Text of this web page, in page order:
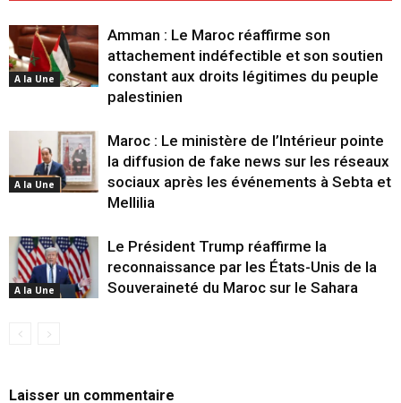
A la Une
Amman : Le Maroc réaffirme son
attachement indéfectible et son soutien
constant aux droits légitimes du peuple
palestinien
A la Une
Maroc : Le ministère de l’Intérieur pointe
la diffusion de fake news sur les réseaux
sociaux après les événements à Sebta et
Mellilia
A la Une
Le Président Trump réaffirme la
reconnaissance par les États-Unis de la
Souveraineté du Maroc sur le Sahara
Laisser un commentaire